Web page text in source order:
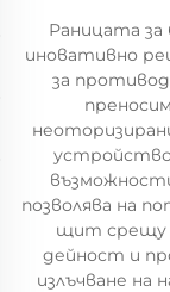
Раницата за
иновативно
за
позволява на
щит срещу
дейност и
излъчване на